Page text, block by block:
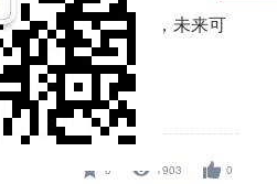
展结束，收获满满，未来可
期！
03-14 09:34
0 1903 0